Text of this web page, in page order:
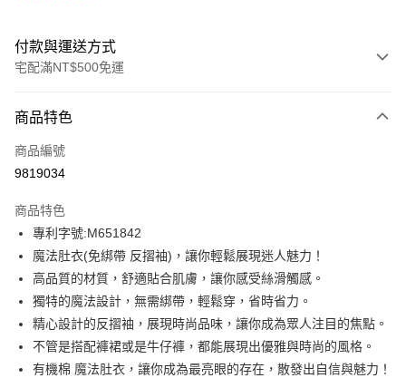
付款與運送方式
宅配滿NT$500免運
信用卡一次付款
LINE Pay
街口支付
悠遊付
ATM付款
運送方式
宅配
商品特色
商品編號
9819034
商品特色
專利字號:M651842
魔法肚衣(免綁帶 反摺袖)，讓你輕鬆展現迷人魅力！
高品質的材質，舒適貼合肌膚，讓你感受絲滑觸感。
獨特的魔法設計，無需綁帶，輕鬆穿，省時省力。
精心設計的反摺袖，展現時尚品味，讓你成為眾人注目的焦點。
不管是搭配褲裙或是牛仔褲，都能展現出優雅與時尚的風格。
有機棉 魔法肚衣，讓你成為最亮眼的存在，散發出自信與魅力！